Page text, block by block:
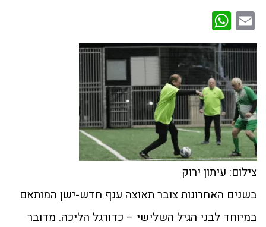
Email
צילום: עיתון ירוק
בשנים האחרונות צובר תאוצה ענף חדש-ישן המותאם
במיוחד לבני הגיל השלישי – כדורגל הליכה. מדובר